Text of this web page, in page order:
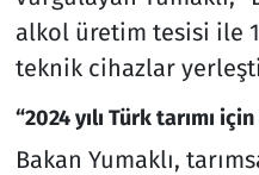
alkol üretim tesisi ile
teknik cihazlar
“2024 yılı Türk tarımı
Bakan Yumaklı,